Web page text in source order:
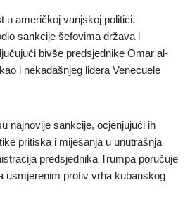
u američkoj vanjskoj politici.
sankcije šefovima država i
bivše predsjednike Omar al-
i nekadašnjeg lidera Venecuele
najnovije sankcije, ocjenjujući ih
pritiska i miješanja u unutrašnja
predsjednika Trumpa poručuje
usmjerenim protiv vrha kubanskog